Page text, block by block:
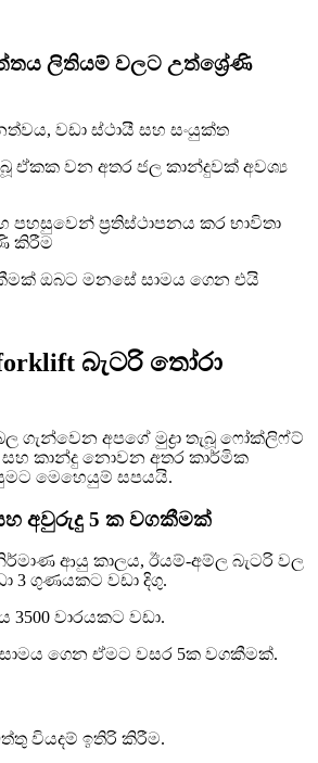
ලිතියම් වලට උත්ශ්‍රේණි
වඩා ස්ථායී සහ සංයුක්ත
ඒකක වන අතර ජල කාන්දුවක් අවශ්‍ය
පහසුවෙන් ප්‍රතිස්ථාපනය කර භාවිතා
කිරීම
ඔබට මනසේ සාමය ගෙන එයි
බැටරි තෝරා
ගැන්වෙන අපගේ මුද්‍රා තැබූ ෆෝක්ලිෆ්ට්
කාන්දු නොවන අතර කාර්මික
මෙහෙයුම් සපයයි.
අවුරුදු 5 ක වගකීමක්
ආයු කාලය, ඊයම්-අම්ල බැටරි වල
3 ගුණයකට වඩා දිගු.
3500 වාරයකට වඩා.
ගෙන ඒමට වසර 5ක වගකීමක්.
වියදම් ඉතිරි කිරීම.